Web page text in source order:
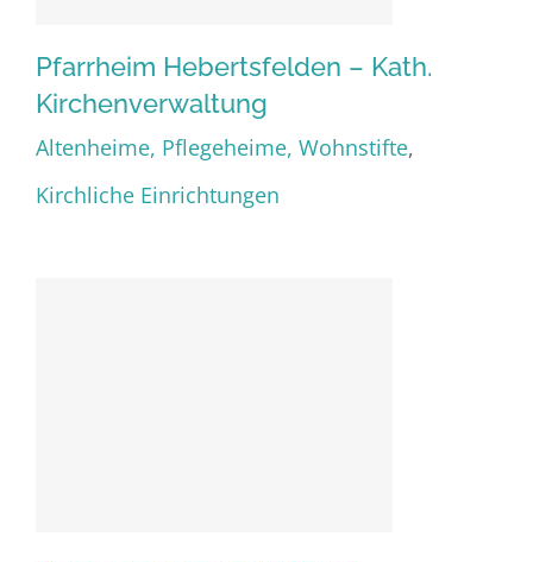
Pfarrheim Hebertsfelden –
Kath. Kirchenverwaltung
Pfarrheim Hebertsfelden – Kath.
Kirchenverwaltung
Altenheime, Pflegeheime, Wohnstifte,
Kirchliche Einrichtungen